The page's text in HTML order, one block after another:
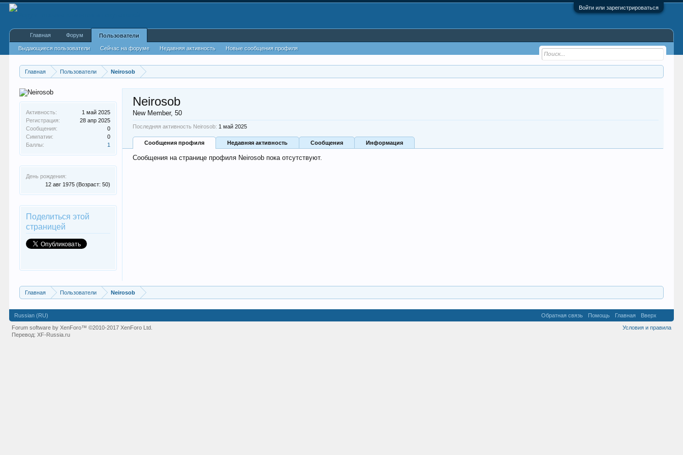
Войти или зарегистрироваться
Главная Пользователи Neirosob
Активность:
1 май 2025
Регистрация:
28 апр 2025
Сообщения:
0
Симпатии:
0
Баллы:
1
День рождения:
12 авг 1975 (Возраст: 50)
Поделиться этой
страницей
Neirosob
New Member, 50
Последняя активность Neirosob: 1 май 2025
Сообщения профиля Недавняя активность Сообщения Информация
Сообщения на странице профиля Neirosob пока отсутствуют.
Главная Пользователи Neirosob
Главная Форум Пользователи
Выдающиеся пользователи Сейчас на форуме Недавняя активность Новые сообщения профиля
Russian (RU) Обратная связь Помощь Главная
Вверх
Условия и правила
Forum software by XenForo™©2010-2017 XenForo Ltd.
Перевод:XF-Russia.ru